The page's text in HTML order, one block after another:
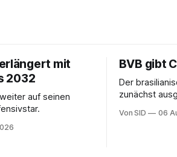
mit
2032
auf seinen
BVB gibt
Der
zunächst
Von SID 06